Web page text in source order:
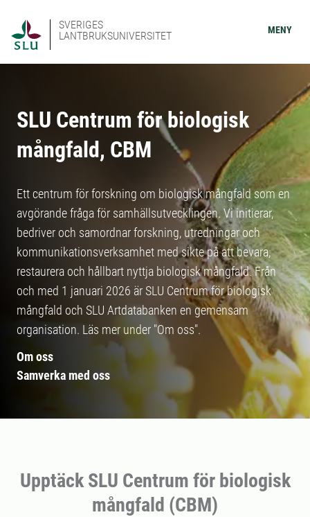
SVERIGES
LANTBRUKSUNIVERSITET
MENY
SLU Centrum för biologisk
mångfald, CBM
Ett centrum för forskning om biologisk mångfald som en
avgörande fråga för samhällsutvecklingen. Vi initierar,
bedriver och samordnar forskning, utredningar och
kommunikationsverksamhet med sikte på att bevara,
restaurera och hållbart nyttja biologisk mångfald. Från
och med 1 januari 2026 är SLU Centrum för biologisk
mångfald och SLU Artdatabanken en gemensam
organisation. Läs mer under "Om oss".
Om oss
Samverka med oss
Upptäck SLU Centrum för biologisk
mångfald (CBM)